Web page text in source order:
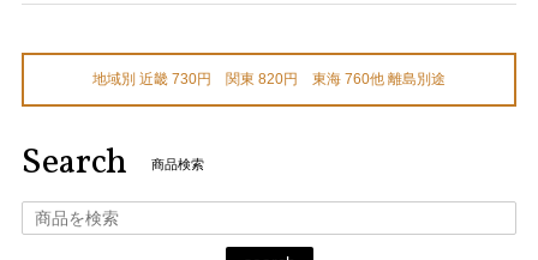
地域別 近畿 730円 関東 820円 東海 760他 離島別途
Search 商品検索